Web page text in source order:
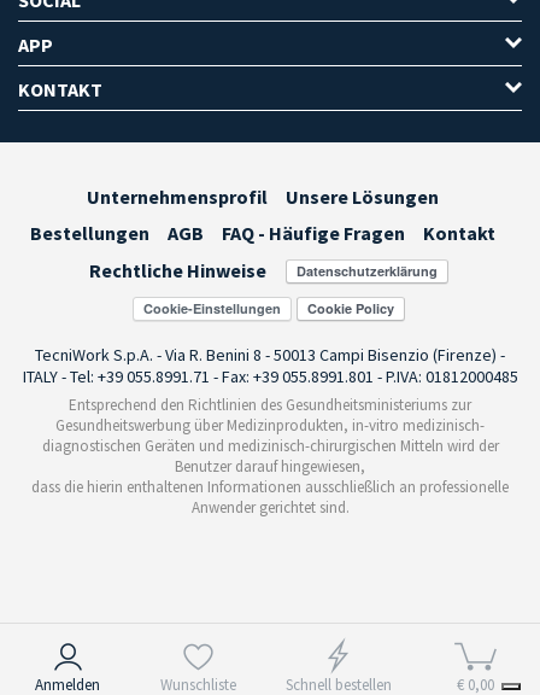
Anmelden Wunschliste Schnell bestellen € 0,00
APP
KONTAKT
Unternehmensprofil
Unsere Lösungen
Bestellungen
AGB FAQ - Häufige Fragen
Kontakt
Rechtliche Hinweise
Cookie-Einstellungen
TecniWork S.p.A. - Via R. Benini 8 - 50013 Campi Bisenzio (Firenze) -
ITALY - Tel: +39 055.8991.71 - Fax: +39 055.8991.801 - P.IVA: 01812000485
Entsprechend den Richtlinien des Gesundheitsministeriums zur
Gesundheitswerbung über Medizinprodukten, in-vitro medizinisch-
diagnostischen Geräten und medizinisch-chirurgischen Mitteln wird der
Benutzer darauf hingewiesen,
dass die hierin enthaltenen Informationen ausschließlich an professionelle
Anwender gerichtet sind.
Hinweis bei Erhebung